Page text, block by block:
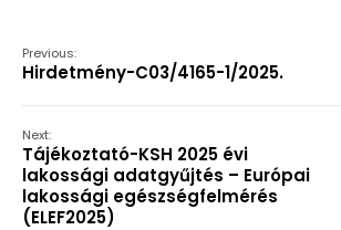
Previous:
Hirdetmény-C03/4165-1/2025.
Next:
Tájékoztató-KSH 2025 évi
lakossági adatgyűjtés – Európai
lakossági egészségfelmérés
(ELEF2025)